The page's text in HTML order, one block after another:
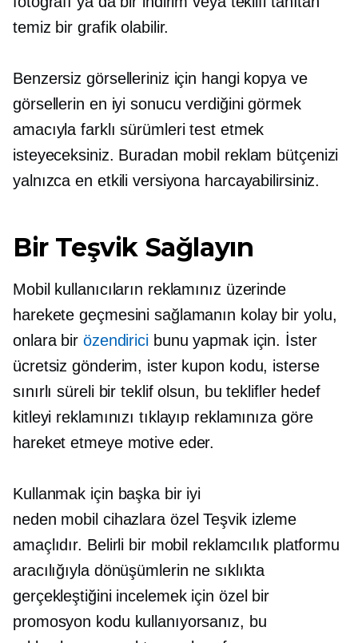
temiz bir grafik olabilir.
Benzersiz görselleriniz için hangi kopya ve
görsellerin en iyi sonucu verdiğini görmek
amacıyla farklı sürümleri test etmek
isteyeceksiniz. Buradan mobil reklam bütçenizi
yalnızca en etkili versiyona harcayabilirsiniz.
Bir Teşvik Sağlayın
Mobil kullanıcıların reklamınız üzerinde
harekete geçmesini sağlamanın kolay bir yolu,
onlara bir özendiricibunu yapmak için. İster
ücretsiz gönderim, ister kupon kodu, isterse
sınırlı süreli bir teklif olsun, bu teklifler hedef
kitleyi reklamınızı tıklayıp reklamınıza göre
hareket etmeye motive eder.
Kullanmak için başka bir iyi
neden mobil cihazlara özel Teşvik izleme
amaçlıdır. Belirli bir mobil reklamcılık platformu
aracılığıyla dönüşümlerin ne sıklıkta
gerçekleştiğini incelemek için özel bir
promosyon kodu kullanıyorsanız, bu